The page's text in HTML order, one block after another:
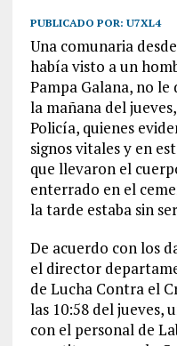
PUBLICADO POR: U7XL4
Una comunaria
había visto a un
Pampa Galana, no
la mañana del
Policía, quienes
signos vitales y en
que llevaron el
enterrado en el
la tarde estaba sin
De acuerdo con los
el director
de Lucha Contra el
las 10:58 del jueves,
con el personal de